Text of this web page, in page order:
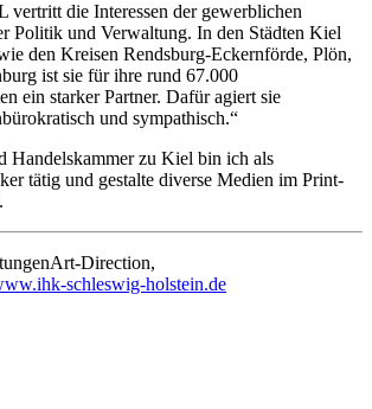
die Interessen der gewerblichen
Politik und Verwaltung. In den Städten Kiel
den Kreisen Rendsburg-Eckernförde, Plön,
ist sie für ihre rund 67.000
ein starker Partner. Dafür agiert sie
und sympathisch.“
Handelskammer zu Kiel bin ich als
tätig und gestalte diverse Medien im Print-
Art-Direction,
schleswig-holstein.de